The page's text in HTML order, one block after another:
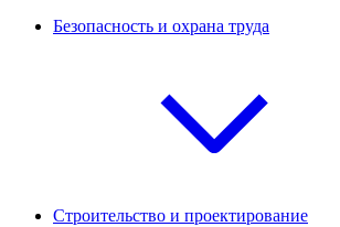
Безопасность и охрана труда
Строительство и проектирование